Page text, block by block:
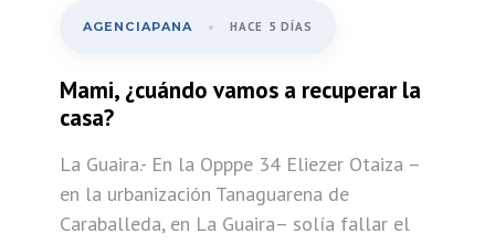
AGENCIAPANA HACE 5 DÍAS
Mami, ¿cuándo vamos a recuperar la
casa?
La Guaira.- En la Opppe 34 Eliezer Otaiza –
en la urbanización Tanaguarena de
Caraballeda, en La Guaira– solía fallar el